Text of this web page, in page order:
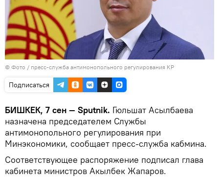
© Фото / пресс-служба антимонопольного регулирования КР
Подписаться
БИШКЕК, 7 сен — Sputnik. Гюльшат Асылбаева
назначена председателем Службы
антимонопольного регулирования при
Минэкономики, сообщает пресс-служба кабмина.
Соответствующее распоряжение подписал глава
кабинета министров Акылбек Жапаров.